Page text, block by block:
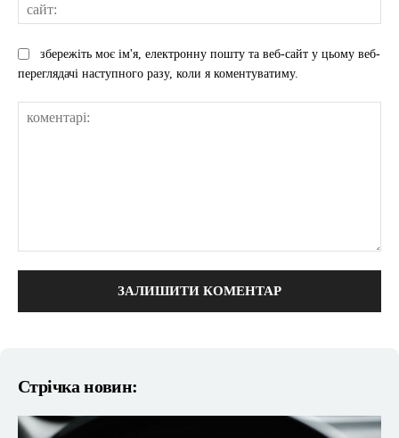
збережіть моє ім'я, електронну пошту та веб-сайт у цьому веб-
переглядачі наступного разу, коли я коментуватиму.
Стрічка новин: